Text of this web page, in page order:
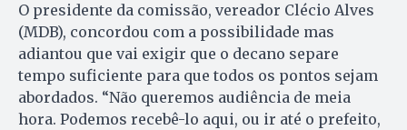
O presidente da comissão, vereador Clécio Alves
(MDB), concordou com a possibilidade mas
adiantou que vai exigir que o decano separe
tempo suficiente para que todos os pontos sejam
abordados. “Não queremos audiência de meia
hora. Podemos recebê-lo aqui, ou ir até o prefeito,